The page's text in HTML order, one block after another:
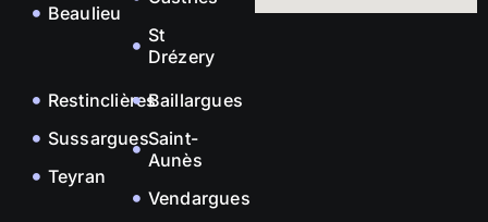
Beaulieu
St
Drézery
Restinclières
Sussargues
Teyran
Baillargues
Saint-
Aunès
Vendargues